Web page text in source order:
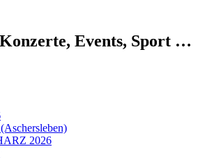
Events, Sport …
2026